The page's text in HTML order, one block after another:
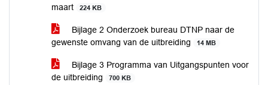
maart
224 KB
Bijlage 2 Onderzoek bureau DTNP naar de
gewenste omvang van de uitbreiding
14 MB
Bijlage 3 Programma van Uitgangspunten voor
de uitbreiding
700 KB